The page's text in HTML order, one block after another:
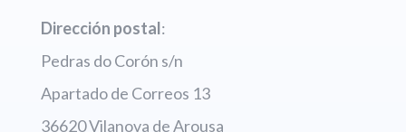
Dirección postal:
Pedras do Corón s/n
Apartado de Correos 13
36620 Vilanova de Arousa